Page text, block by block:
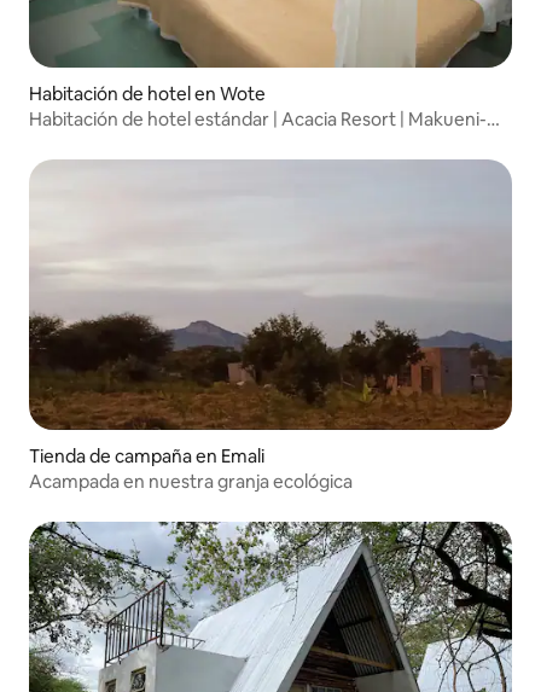
Habitación de hotel en Wote
Habitación de hotel estándar | Acacia Resort | Makueni-
Tienda de campaña en Emali
Acampada en nuestra granja ecológica